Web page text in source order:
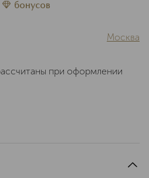
бонусов
Москва
при оформлении